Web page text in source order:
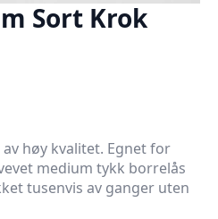
Sort Krok
høy kvalitet. Egnet for
medium tykk borrelås
tusenvis av ganger uten